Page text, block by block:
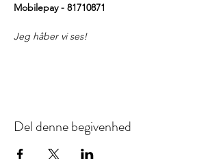
Mobilepay - 81710871
Jeg håber vi ses!
Del denne begivenhed